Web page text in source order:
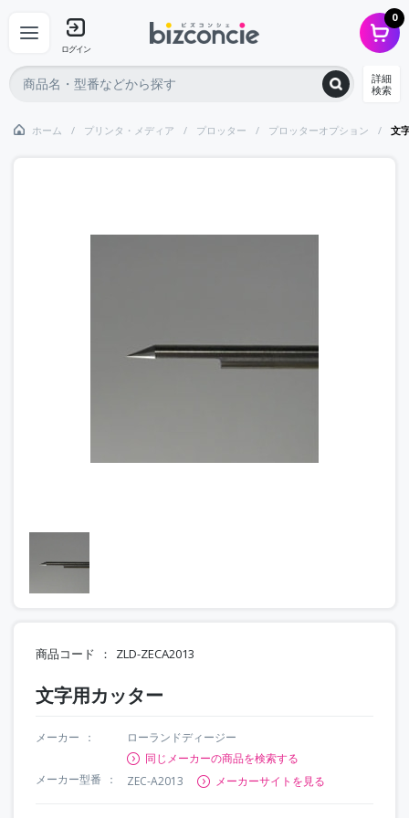
ログイン
0
詳細
検索
ホーム プリンタ・メディア プロッター プロッターオプション 文
商品コード ZLD-ZECA2013
文字用カッター
メーカー
ローランドディージー
同じメーカーの商品を検索する
メーカー型番
ZEC-A2013 メーカーサイトを見る